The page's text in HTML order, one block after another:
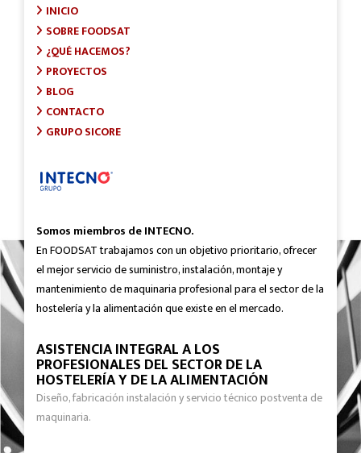
INICIO
SOBRE FOODSAT
¿QUÉ HACEMOS?
PROYECTOS
BLOG
CONTACTO
GRUPO SICORE
Somos miembros de INTECNO.
En FOODSAT trabajamos con un objetivo prioritario, ofrecer
el mejor servicio de suministro, instalación, montaje y
mantenimiento de maquinaria profesional para el sector de la
hostelería y la alimentación que existe en el mercado.
ASISTENCIA INTEGRAL A LOS
PROFESIONALES DEL SECTOR DE LA
HOSTELERÍA Y DE LA ALIMENTACIÓN
Diseño, fabricación instalación y servicio técnico postventa de
maquinaria.